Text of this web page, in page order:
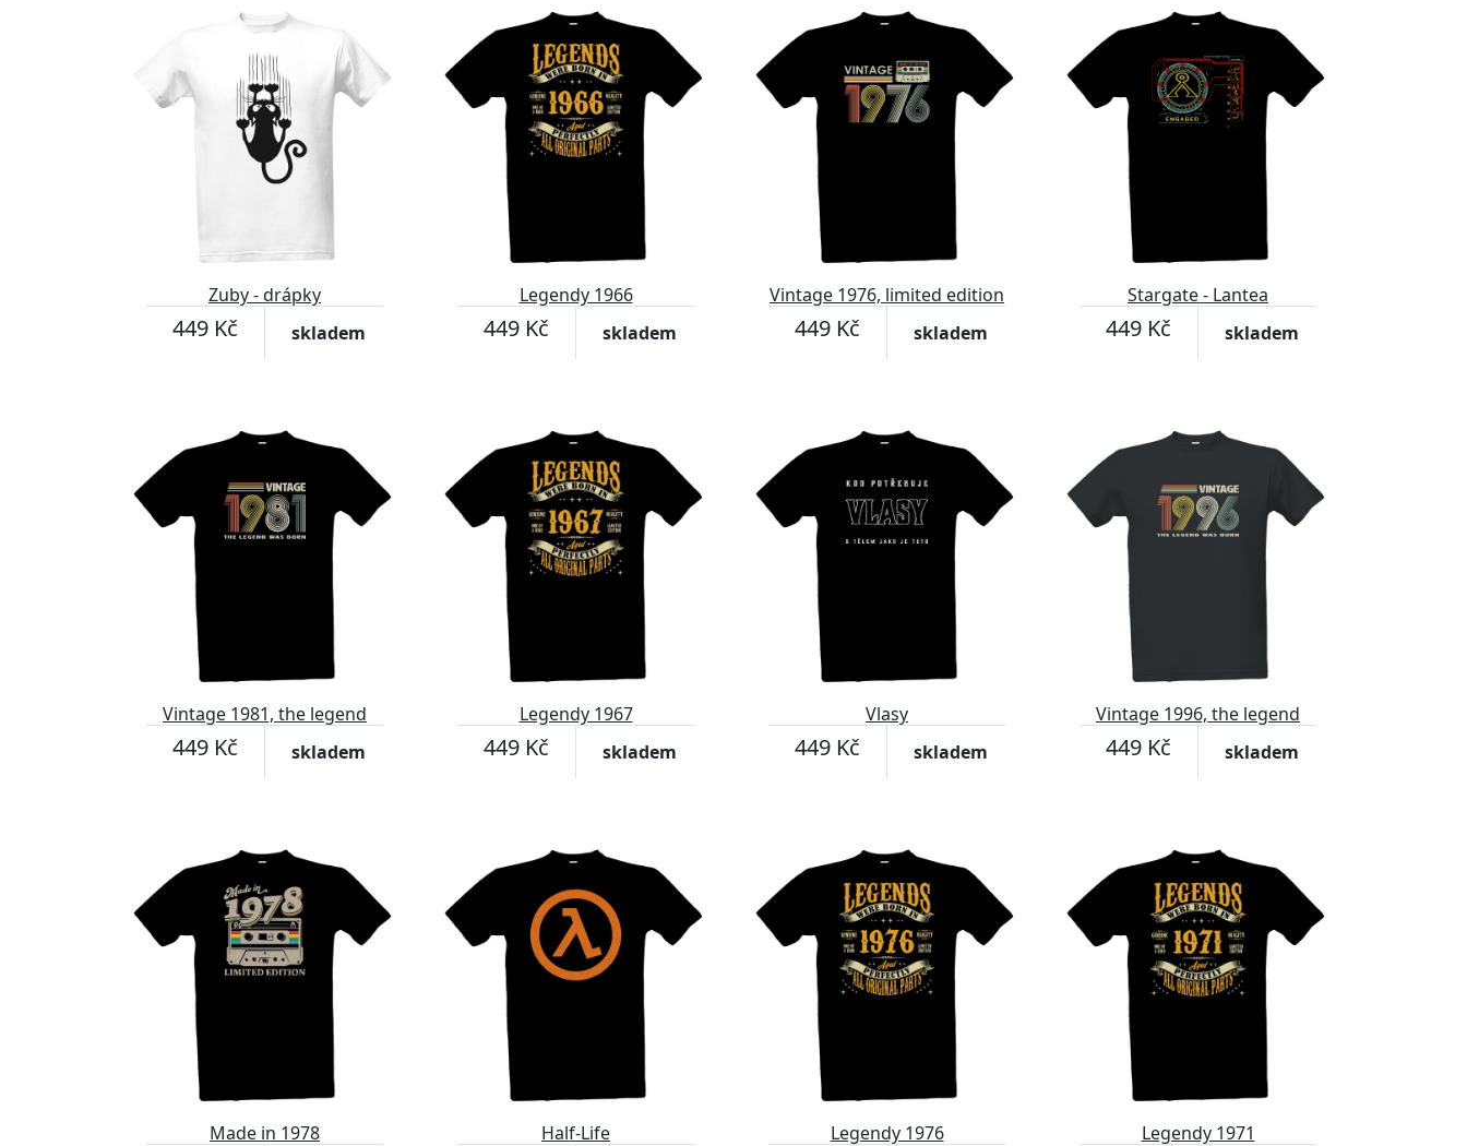
Zuby - drápky
449 Kč skladem
Legendy 1966
449 Kč skladem
Vintage 1976, limited edition
449 Kč skladem
Stargate - Lantea
449 Kč skladem
Vintage 1981, the legend
was born
449 Kč skladem
Legendy 1967
449 Kč skladem
Vlasy
449 Kč skladem
Vintage 1996, the legend
was born
449 Kč skladem
Made in 1978 Half-Life Legendy 1976 Legendy 1971